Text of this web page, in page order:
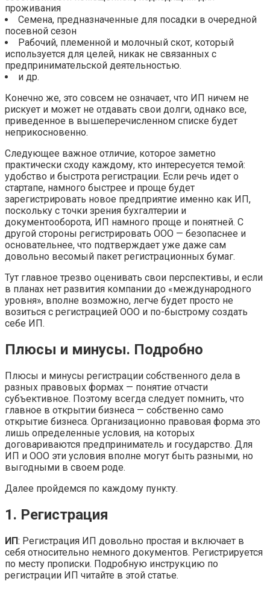
проживания
Семена, предназначенные для посадки в очередной
посевной сезон
Рабочий, племенной и молочный скот, который
используется для целей, никак не связанных с
предпринимательской деятельностью.
и др.
Конечно же, это совсем не означает, что ИП ничем не
рискует и может не отдавать свои долги, однако все,
приведенное в вышеперечисленном списке будет
неприкосновенно.
Следующее важное отличие, которое заметно
практически сходу каждому, кто интересуется темой:
удобство и быстрота регистрации. Если речь идет о
стартапе, намного быстрее и проще будет
зарегистрировать новое предприятие именно как ИП,
поскольку с точки зрения бухгалтерии и
документооборота, ИП намного проще и понятней. С
другой стороны регистрировать ООО — безопаснее и
основательнее, что подтверждает уже даже сам
довольно весомый пакет регистрационных бумаг.
Тут главное трезво оценивать свои перспективы, и если
в планах нет развития компании до «международного
уровня», вполне возможно, легче будет просто не
возиться с регистрацией ООО и по-быстрому создать
себе ИП.
Плюсы и минусы. Подробно
Плюсы и минусы регистрации собственного дела в
разных правовых формах — понятие отчасти
субъективное. Поэтому всегда следует помнить, что
главное в открытии бизнеса — собственно само
открытие бизнеса. Организационно правовая форма это
лишь определенные условия, на которых
договариваются предприниматель и государство. Для
ИП и ООО эти условия вполне могут быть разными, но
выгодными в своем роде.
Далее пройдемся по каждому пункту.
1. Регистрация
ИП: Регистрация ИП довольно простая и включает в
себя относительно немного документов. Регистрируется
по месту прописки. Подробную инструкцию по
регистрации ИП читайте в этой статье.